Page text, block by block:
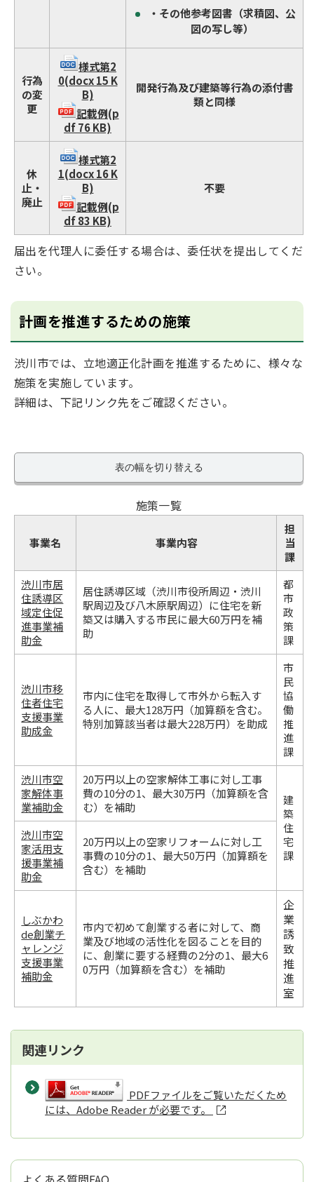
・その他参考図書（求積図、公
図の写し等）
行為
の変
更
様式第2
0(docx 15 K
B)
記載例(p
df 76 KB)
開発行為及び建築等行為の添付書
類と同様
休
止・
廃止
様式第2
1(docx 16 K
B)
記載例(p
df 83 KB)
不要
届出を代理人に委任する場合は、委任状を提出してくだ
さい。
計画を推進するための施策
渋川市では、立地適正化計画を推進するために、様々な
施策を実施しています。
詳細は、下記リンク先をご確認ください。
表の幅を切り替える
施策一覧
事業名 事業内容
担
当
課
渋川市居
住誘導区
域定住促
進事業補
助金
居住誘導区域（渋川市役所周辺・渋川
駅周辺及び八木原駅周辺）に住宅を新
築又は購入する市民に最大60万円を補
助
都
市
政
策
課
渋川市移
住者住宅
支援事業
助成金
市内に住宅を取得して市外から転入す
る人に、最大128万円（加算額を含む。
特別加算該当者は最大228万円）を助成
市
民
協
働
推
進
課
渋川市空
家解体事
業補助金
20万円以上の空家解体工事に対し工事
費の10分の1、最大30万円（加算額を含
む）を補助
建
築
住
宅
課
渋川市空
家活用支
援事業補
助金
20万円以上の空家リフォームに対し工
事費の10分の1、最大50万円（加算額を
含む）を補助
しぶかわ
de創業チ
ャレンジ
支援事業
補助金
市内で初めて創業する者に対して、商
業及び地域の活性化を図ることを目的
に、創業に要する経費の2分の1、最大6
0万円（加算額を含む）を補助
企
業
誘
致
推
進
室
関連リンク
PDFファイルをご覧いただくため
には、Adobe Reader が必要です。